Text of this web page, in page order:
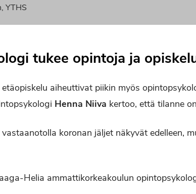
YTHS
tukee opintoja ja
aiheuttivat piikin myös
Henna Niiva kertoo, että tilanne
koronan jäljet näkyvät edelleen,
Helia ammattikorkeakoulun